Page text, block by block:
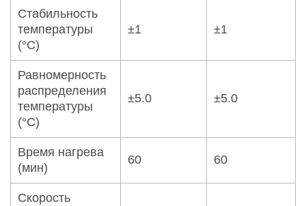
Стабильность
температуры
(°С)
±1 ±1
Равномерность
распределения
температуры
(°C)
±5.0 ±5.0
Время нагрева
(мин)
60 60
Скорость